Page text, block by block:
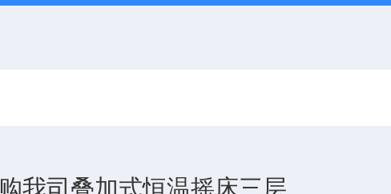
我司叠加式恒温摇床三层